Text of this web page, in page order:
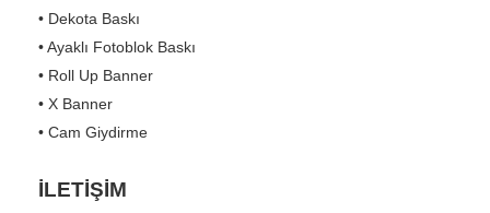
• Dekota Baskı
• Ayaklı Fotoblok Baskı
• Roll Up Banner
• X Banner
• Cam Giydirme
İLETİŞİM